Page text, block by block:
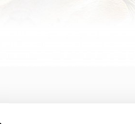
Zweedse glaskunstenaar Mats